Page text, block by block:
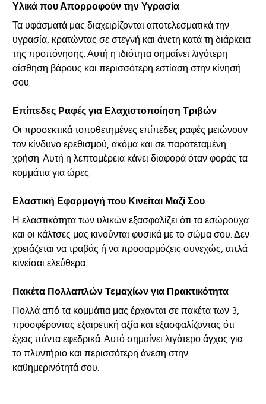
Υλικά που Απορροφούν την Υγρασία
Τα υφάσματά μας διαχειρίζονται αποτελεσματικά την
υγρασία, κρατώντας σε στεγνή και άνετη κατά τη διάρκεια
της προπόνησης. Αυτή η ιδιότητα σημαίνει λιγότερη
αίσθηση βάρους και περισσότερη εστίαση στην κίνησή
σου.
Επίπεδες Ραφές για Ελαχιστοποίηση Τριβών
Οι προσεκτικά τοποθετημένες επίπεδες ραφές μειώνουν
τον κίνδυνο ερεθισμού, ακόμα και σε παρατεταμένη
χρήση. Αυτή η λεπτομέρεια κάνει διαφορά όταν φοράς τα
κομμάτια για ώρες.
Ελαστική Εφαρμογή που Κινείται Μαζί Σου
Η ελαστικότητα των υλικών εξασφαλίζει ότι τα εσώρουχα
και οι κάλτσες μας κινούνται φυσικά με το σώμα σου. Δεν
χρειάζεται να τραβάς ή να προσαρμόζεις συνεχώς, απλά
κινείσαι ελεύθερα.
Πακέτα Πολλαπλών Τεμαχίων για Πρακτικότητα
Πολλά από τα κομμάτια μας έρχονται σε πακέτα των 3,
προσφέροντας εξαιρετική αξία και εξασφαλίζοντας ότι
έχεις πάντα εφεδρικά. Αυτό σημαίνει λιγότερο άγχος για
το πλυντήριο και περισσότερη άνεση στην
καθημερινότητά σου.